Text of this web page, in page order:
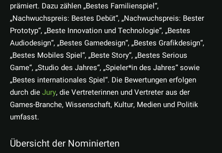
prämiert. Dazu zählen „Bestes Familienspiel“,
„Nachwuchspreis: Bestes Debüt“, „Nachwuchspreis: Bester
Prototyp“, „Beste Innovation und Technologie“, „Bestes
Audiodesign“, „Bestes Gamedesign“, „Bestes Grafikdesign“,
„Bestes Mobiles Spiel“, „Beste Story“, „Bestes Serious
Game“, „Studio des Jahres“, „Spieler*in des Jahres“ sowie
„Bestes internationales Spiel“. Die Bewertungen erfolgen
durch dieJury, die Vertreterinnen und Vertreter aus der
Games-Branche, Wissenschaft, Kultur, Medien und Politik
umfasst.
Übersicht der Nominierten